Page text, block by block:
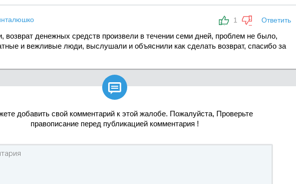
1 Ответить
возврат денежных средств произвели в течении семи дней, проблем не было,
и вежливые люди, выслушали и объяснили как сделать возврат, спасибо за

добавить свой комментарий к этой жалобе. Пожалуйста, Проверьте
правописание перед публикацией комментария !